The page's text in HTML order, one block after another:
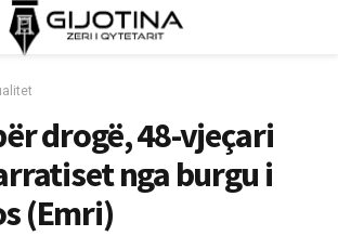
drogë, 48-vjeçari
nga burgu i
(Emri)